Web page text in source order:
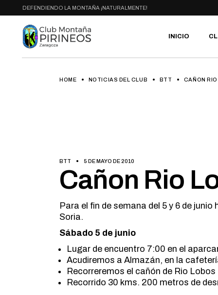
content
DEFENDIENDO LA MONTAÑA ¡NATURALMENTE!
INICIO
HOME NOTICIAS DEL CLUB BTT CAÑON
BTT 5 DE MAYO DE 2010
Cañon Rio
Para el fin de semana del 5 y 6 de
Soria.
Sábado 5 de junio
Lugar de encuentro 7:00 en el
Acudiremos a Almazán, en la
Recorreremos el cañón de Rio Lobos
Recorrido 30 kms. 200 metros de